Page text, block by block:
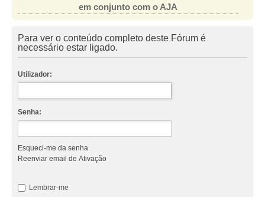
em conjunto com o AJA
Para ver o conteúdo completo deste Fórum é
necessário estar ligado.
Utilizador:
Senha:
Esqueci-me da senha
Reenviar email de Ativação
Lembrar-me